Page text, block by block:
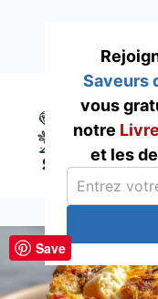
content
Saveurs
vous
notre Livre
et les
Save